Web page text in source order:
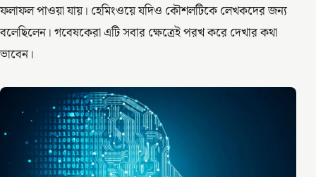
ফলাফল পাওয়া যায়। হেমিংওয়ে যদিও কৌশলটিকে লেখকদের জন্য
বলেছিলেন। গবেষকেরা এটি সবার ক্ষেত্রেই পরখ করে দেখার কথা
ভাবেন।